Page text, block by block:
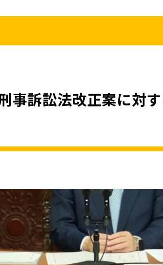
規約･規則
事訴訟法改正案に対